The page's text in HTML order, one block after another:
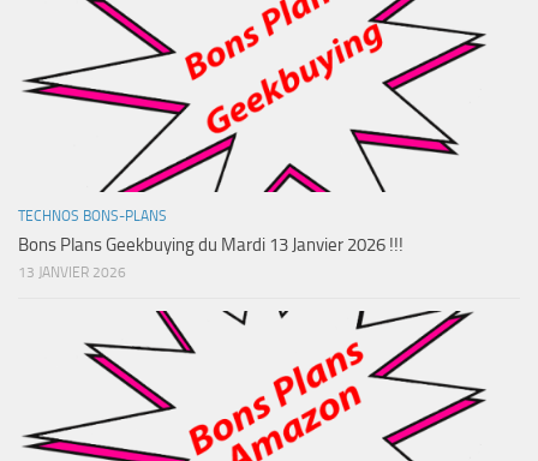
TECHNOS BONS-PLANS
Bons Plans Geekbuying du Mardi 13 Janvier 2026 !!!
13 JANVIER 2026